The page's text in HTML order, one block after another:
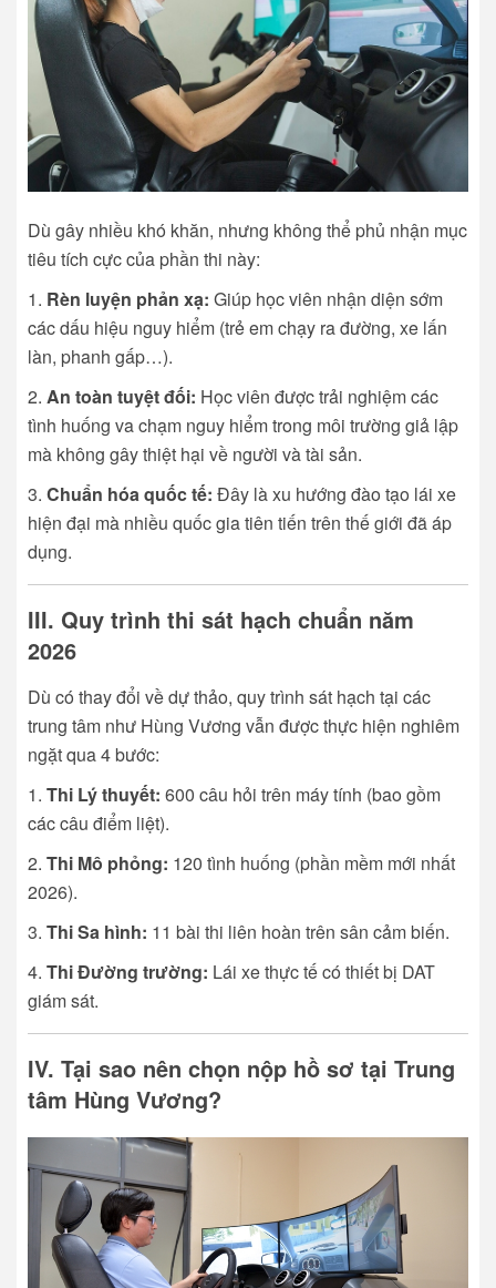
Dù gây nhiều khó khăn, nhưng không thể phủ nhận mục
tiêu tích cực của phần thi này:
Rèn luyện phản xạ: Giúp học viên nhận diện sớm
các dấu hiệu nguy hiểm (trẻ em chạy ra đường, xe lấn
làn, phanh gấp…).
An toàn tuyệt đối: Học viên được trải nghiệm các
tình huống va chạm nguy hiểm trong môi trường giả lập
mà không gây thiệt hại về người và tài sản.
Chuẩn hóa quốc tế: Đây là xu hướng đào tạo lái xe
hiện đại mà nhiều quốc gia tiên tiến trên thế giới đã áp
dụng.
III. Quy trình thi sát hạch chuẩn năm
2026
Dù có thay đổi về dự thảo, quy trình sát hạch tại các
trung tâm như Hùng Vương vẫn được thực hiện nghiêm
ngặt qua 4 bước:
Thi Lý thuyết: 600 câu hỏi trên máy tính (bao gồm
các câu điểm liệt).
Thi Mô phỏng: 120 tình huống (phần mềm mới nhất
2026).
Thi Sa hình: 11 bài thi liên hoàn trên sân cảm biến.
Thi Đường trường: Lái xe thực tế có thiết bị DAT
giám sát.
IV. Tại sao nên chọn nộp hồ sơ tại Trung
tâm Hùng Vương?